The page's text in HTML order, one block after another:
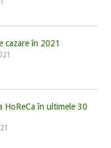
cazare în 2021
HoReCa în ultimele 30